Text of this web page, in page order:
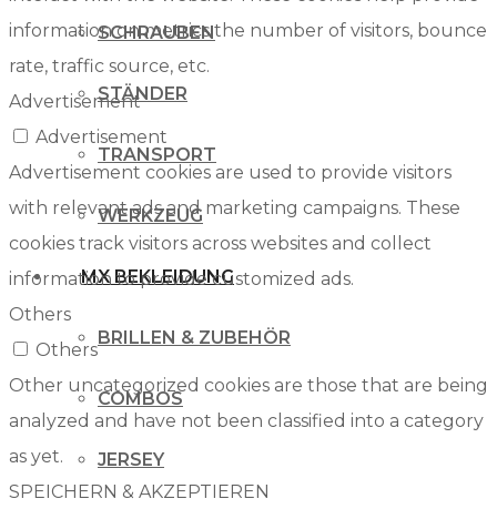
SCHRAUBEN
STÄNDER
TRANSPORT
WERKZEUG
MX BEKLEIDUNG
BRILLEN & ZUBEHÖR
COMBOS
JERSEY
information on metrics the number of visitors, bounce
rate, traffic source, etc.
Advertisement
Advertisement
Advertisement cookies are used to provide visitors
with relevant ads and marketing campaigns. These
cookies track visitors across websites and collect
information to provide customized ads.
Others
Others
Other uncategorized cookies are those that are being
analyzed and have not been classified into a category
as yet.
SPEICHERN & AKZEPTIEREN